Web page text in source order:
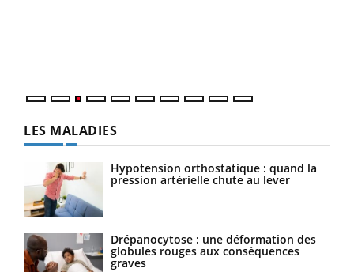
LES MALADIES
Hypotension orthostatique : quand la
pression artérielle chute au lever
Drépanocytose : une déformation des
globules rouges aux conséquences
graves